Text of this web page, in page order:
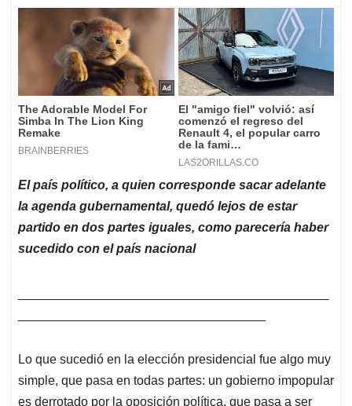
El país político, a quien corresponde sacar adelante
la agenda gubernamental, quedó lejos de estar
partido en dos partes iguales, como parecería haber
sucedido con el país nacional
Lo que sucedió en la elección presidencial fue algo muy
simple, que pasa en todas partes: un gobierno impopular
es derrotado por la oposición política, que pasa a ser